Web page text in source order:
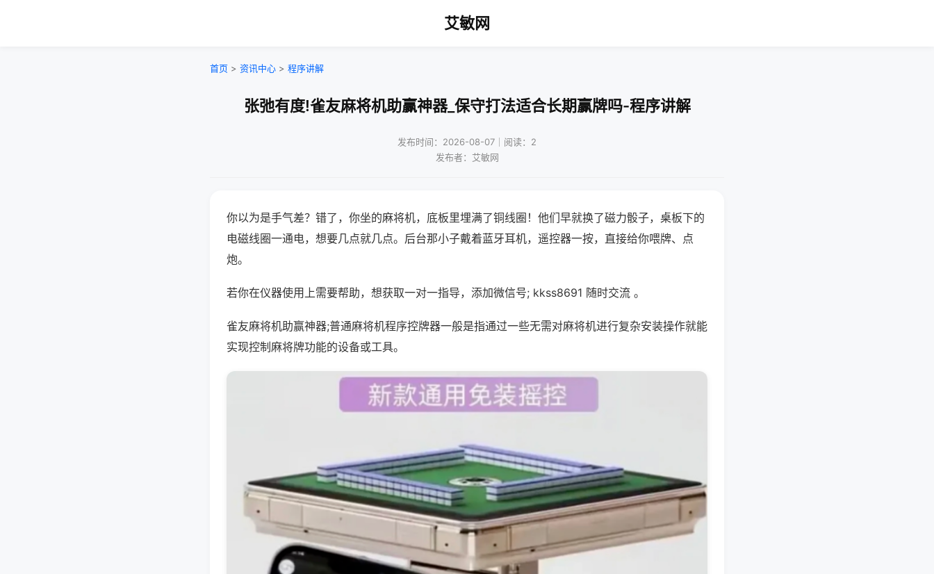
艾敏网
首页 > 资讯中心 > 程序讲解
张弛有度!雀友麻将机助赢神器_保守打法适合长期赢牌吗-程序讲解
发布时间：2026-08-07｜阅读：2
发布者：艾敏网
你以为是手气差？错了，你坐的麻将机，底板里埋满了铜线圈！他们早就换了磁力骰子，桌板下的
电磁线圈一通电，想要几点就几点。后台那小子戴着蓝牙耳机，遥控器一按，直接给你喂牌、点
炮。
若你在仪器使用上需要帮助，想获取一对一指导，添加微信号; kkss8691 随时交流 。
雀友麻将机助赢神器;普通麻将机程序控牌器一般是指通过一些无需对麻将机进行复杂安装操作就能
实现控制麻将牌功能的设备或工具。